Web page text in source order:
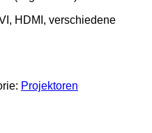
HDMI, verschiedene
Projektoren